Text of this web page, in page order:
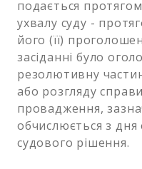
подається
ухвалу суду -
його (її)
засіданні було
резолютивну
або розгляду
провадження,
обчислюється з
судового рішення.